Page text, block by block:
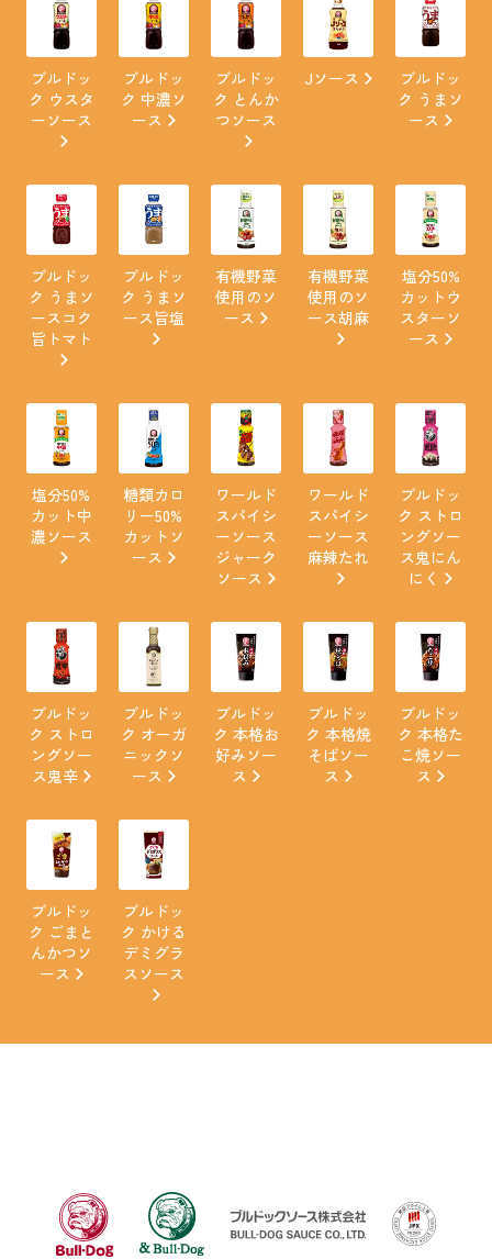
ブルドッ
ク ウスタ
ーソース
ブルドッ
ク 中濃ソ
ース
ブルドッ
ク とんか
つソース
Jソース
ブルドッ
ク うまソ
ース
ブルドッ
ク うまソ
ースコク
旨トマト
ブルドッ
ク うまソ
ース旨塩
有機野菜
使用のソ
ース
有機野菜
使用のソ
ース胡麻
塩分50%
カットウ
スターソ
ース
塩分50%
カット中
濃ソース
糖類カロ
リー50%
カットソ
ース
ワールド
スパイシ
ーソース
ジャーク
ソース
ワールド
スパイシ
ーソース
麻辣たれ
ブルドッ
ク ストロ
ングソー
ス鬼にん
にく
ブルドッ
ク ストロ
ングソー
ス鬼辛
ブルドッ
ク オーガ
ニックソ
ース
ブルドッ
ク 本格お
好みソー
ス
ブルドッ
ク 本格焼
そばソー
ス
ブルドッ
ク 本格た
こ焼ソー
ス
ブルドッ
ク ごまと
んかつソ
ース
ブルドッ
ク かける
デミグラ
スソース